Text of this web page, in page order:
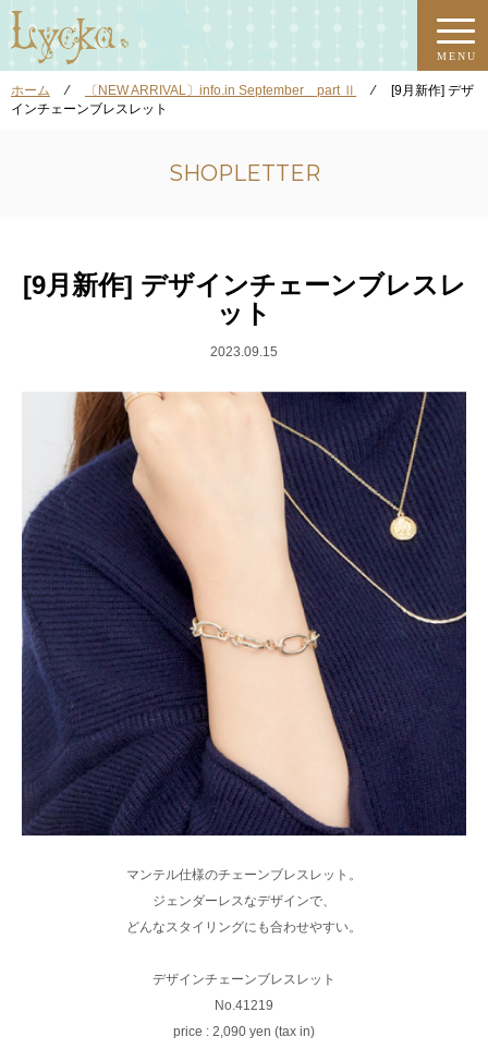
MENU
ホーム ⁄ 〔NEW ARRIVAL〕info.in September part Ⅱ ⁄
[9月新作] デザ
インチェーンブレスレット
SHOPLETTER
[9月新作] デザインチェーンブレスレ
ット
2023.09.15
マンテル仕様のチェーンブレスレット。
ジェンダーレスなデザインで、
どんなスタイリングにも合わせやすい。
デザインチェーンブレスレット
No.41219
price : 2,090 yen (tax in)